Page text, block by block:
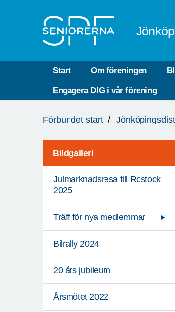
Start Om föreningen
Engagera DIG i vår förening
är
Förbundet start
Bildgalleri
Julmarknadsresa till Rostock
2025
Träff för nya medlemmar
Bilrally 2024
20 års jubileum
Årsmötet 2022